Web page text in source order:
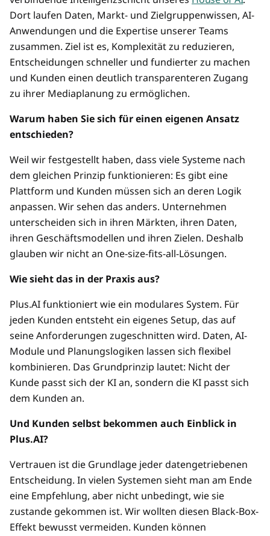
Dort laufen Daten, Markt- und Zielgruppenwissen, AI-
Anwendungen und die Expertise unserer Teams
zusammen. Ziel ist es, Komplexität zu reduzieren,
Entscheidungen schneller und fundierter zu machen
und Kunden einen deutlich transparenteren Zugang
zu ihrer Mediaplanung zu ermöglichen.
Warum haben Sie sich für einen eigenen Ansatz
entschieden?
Weil wir festgestellt haben, dass viele Systeme nach
dem gleichen Prinzip funktionieren: Es gibt eine
Plattform und Kunden müssen sich an deren Logik
anpassen. Wir sehen das anders. Unternehmen
unterscheiden sich in ihren Märkten, ihren Daten,
ihren Geschäftsmodellen und ihren Zielen. Deshalb
glauben wir nicht an One-size-fits-all-Lösungen.
Wie sieht das in der Praxis aus?
Plus.AI funktioniert wie ein modulares System. Für
jeden Kunden entsteht ein eigenes Setup, das auf
seine Anforderungen zugeschnitten wird. Daten, AI-
Module und Planungslogiken lassen sich flexibel
kombinieren. Das Grundprinzip lautet: Nicht der
Kunde passt sich der KI an, sondern die KI passt sich
dem Kunden an.
Und Kunden selbst bekommen auch Einblick in
Plus.AI?
Vertrauen ist die Grundlage jeder datengetriebenen
Entscheidung. In vielen Systemen sieht man am Ende
eine Empfehlung, aber nicht unbedingt, wie sie
zustande gekommen ist. Wir wollten diesen Black-Box-
Effekt bewusst vermeiden. Kunden können